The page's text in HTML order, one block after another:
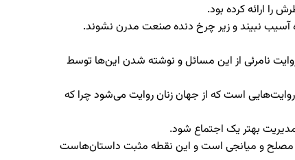
ارائه کرده بود.
آسیب نبیند و زیر چرخ دنده صنعت مدرن نشوند.
نامرئی از این مسائل و نوشته شدن این‌ها توسط
است که از جهان زنان روایت می‌شود چرا که
بهتر یک اجتماع شود.
مصلح و میانجی است و این نقطه مثبت داستان‌هاست